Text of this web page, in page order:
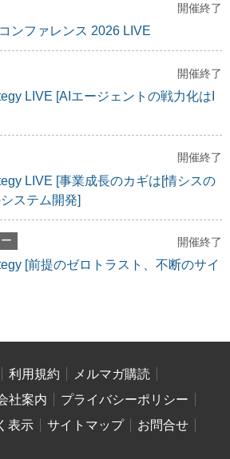
開催終了
ンファレンス 2026 LIVE
開催終了
LIVE [AIエージェントの戦力化はI
開催終了
LIVE [事業成長のカギは[情シスの
ステム開発]
開催終了
[前提のゼロトラスト、不断のサイ
利用規約
メルマガ購読
社案内
プライバシーポリシー
表示
サイトマップ
お問合せ